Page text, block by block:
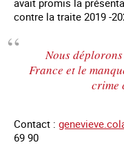
contre la traite 2019 -
Nous
France et le
crime
Contact :
69 90